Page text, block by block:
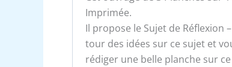
Imprimée.
Il propose le Sujet de Réflexion
tour des idées sur ce sujet et
rédiger une belle planche sur